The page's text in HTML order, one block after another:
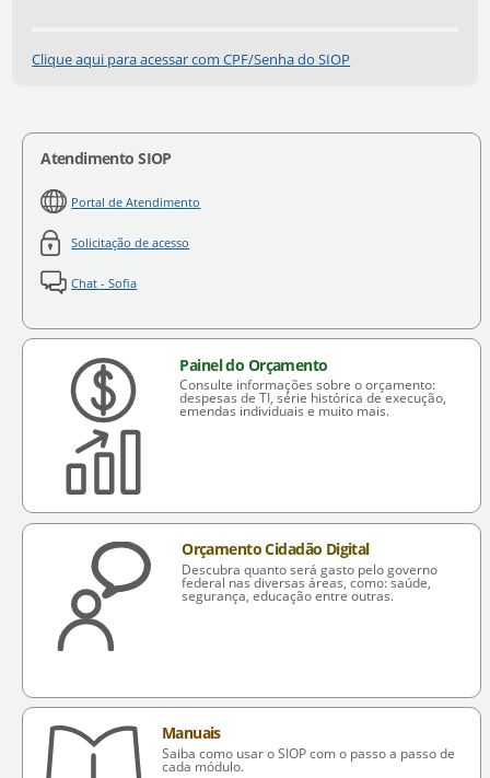
Clique aqui para acessar com CPF/Senha do SIOP
Atendimento SIOP
Portal de Atendimento
Solicitação de acesso
Chat - Sofia
Painel do Orçamento
Consulte informações sobre o orçamento:
despesas de TI, série histórica de execução,
emendas individuais e muito mais.
Orçamento Cidadão Digital
Descubra quanto será gasto pelo governo
federal nas diversas áreas, como: saúde,
segurança, educação entre outras.
Manuais
Saiba como usar o SIOP com o passo a passo de
cada módulo.